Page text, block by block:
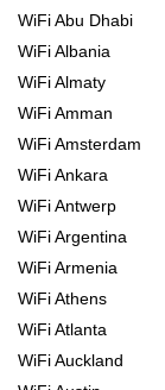
WiFi Abu Dhabi
WiFi Albania
WiFi Almaty
WiFi Amman
WiFi Amsterdam
WiFi Ankara
WiFi Antwerp
WiFi Argentina
WiFi Armenia
WiFi Athens
WiFi Atlanta
WiFi Auckland